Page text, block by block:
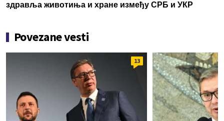
здравља животиња и хране између СРБ и УКР
Povezane vesti
13